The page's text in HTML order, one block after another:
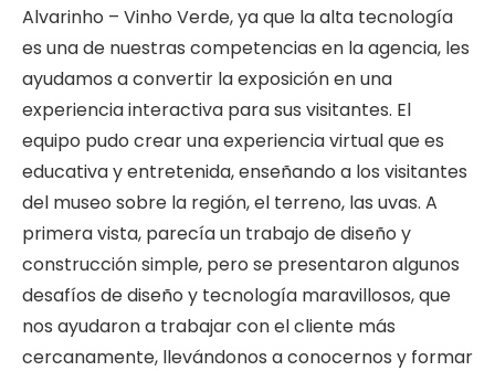
Alvarinho – Vinho Verde, ya que la alta tecnología
es una de nuestras competencias en la agencia, les
ayudamos a convertir la exposición en una
experiencia interactiva para sus visitantes. El
equipo pudo crear una experiencia virtual que es
educativa y entretenida, enseñando a los visitantes
del museo sobre la región, el terreno, las uvas. A
primera vista, parecía un trabajo de diseño y
construcción simple, pero se presentaron algunos
desafíos de diseño y tecnología maravillosos, que
nos ayudaron a trabajar con el cliente más
cercanamente, llevándonos a conocernos y formar